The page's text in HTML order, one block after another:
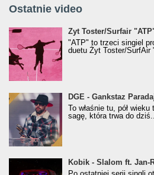
Ostatnie video
Żyt Toster/SurfAir - ATP
Żyt Toster/Surfair
"ATP" to trzeci singiel
duetu Żyt Toster/SurfAir
donGURALesko z nagrodą
Klasyczny/Trueschoolowy
(Popkillery 2023)
DGE - Gankstaz
To właśnie tu, pół
sagę, która trwa do
Kobik - Slalom ft. Jan-
[Official Music Visualiser]
Kobik - Slalom ft. Jan-